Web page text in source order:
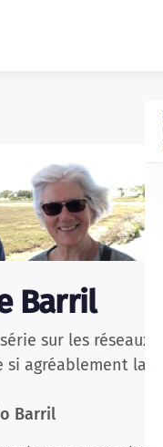
Barril
sur les réseaux
si agréablement la
Barril